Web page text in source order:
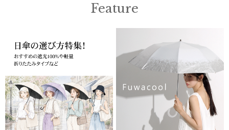
Feature